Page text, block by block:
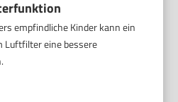
empfindliche Kinder kann ein
eine bessere